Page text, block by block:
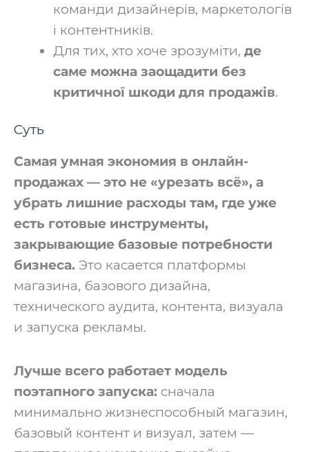
команди дизайнерів, маркетологів
і контентників.
Для тих, хто хоче зрозуміти, де
саме можна заощадити без
критичної шкоди для продажів.
Суть
Самая умная экономия в онлайн-
продажах — это не «урезать всё», а
убрать лишние расходы там, где уже
есть готовые инструменты,
закрывающие базовые потребности
бизнеса. Это касается платформы
магазина, базового дизайна,
технического аудита, контента, визуала
и запуска рекламы.
Лучше всего работает модель
поэтапного запуска: сначала
минимально жизнеспособный магазин,
базовый контент и визуал, затем —